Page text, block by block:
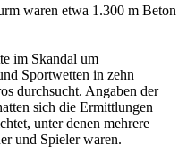
waren etwa 1.300 m Beton
im Skandal um
Sportwetten in zehn
durchsucht. Angaben der
sich die Ermittlungen
unter denen mehrere
und Spieler waren.